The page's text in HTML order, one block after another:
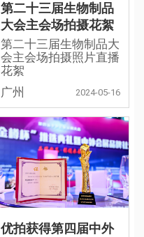
第二十三届生物制品
大会主会场拍摄花絮
第二十三届生物制品大
会主会场拍摄照片直播
花絮
广州
2024-05-16
优拍获得第四届中外